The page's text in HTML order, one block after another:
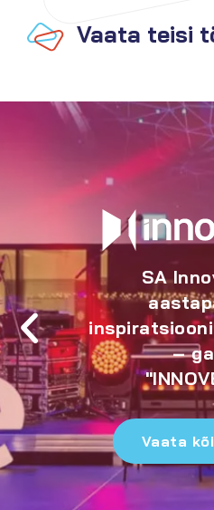
Vaata teisi
Eesti I ja
kohtute
Vaata